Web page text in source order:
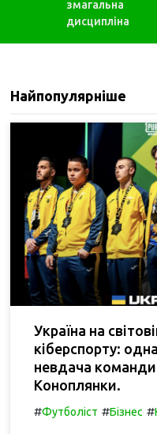
змагальна
дисципліна
Найпопулярніше
Україна на
кіберспорту:
невдача команди
Коноплянки.
#Футболіст #Бізнес #